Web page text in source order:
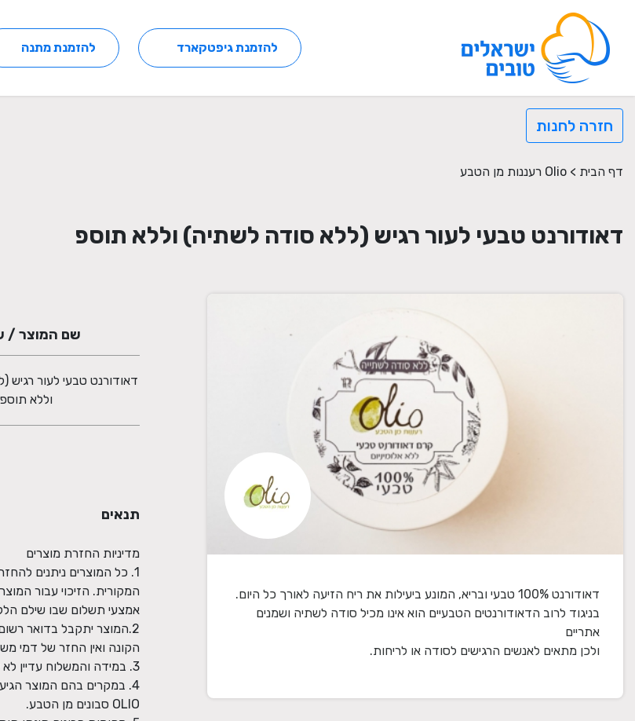
להזמנת גיפטקארד להזמנת מתנה
חזרה לחנות
דף הבית > Olio רעננות מן הטבע
דאודורנט טבעי לעור רגיש (ללא סודה לשתיה) וללא תוספ
דאודורנט 100% טבעי ובריא, המונע ביעילות את ריח הזיעה לאורך כל היום.
בניגוד לרוב הדאודורנטים הטבעיים הוא אינו מכיל סודה לשתיה ושמנים
ולכן מתאים לאנשים הרגישים לסודה או לריחות.
שם המוצר /
דאודורנט טבעי לעור רגיש
וללא תוספ
תנאים
המקורית. הזיכוי עבור
2.המוצר יתקבל בדואר
4. במקרים בהם המוצר